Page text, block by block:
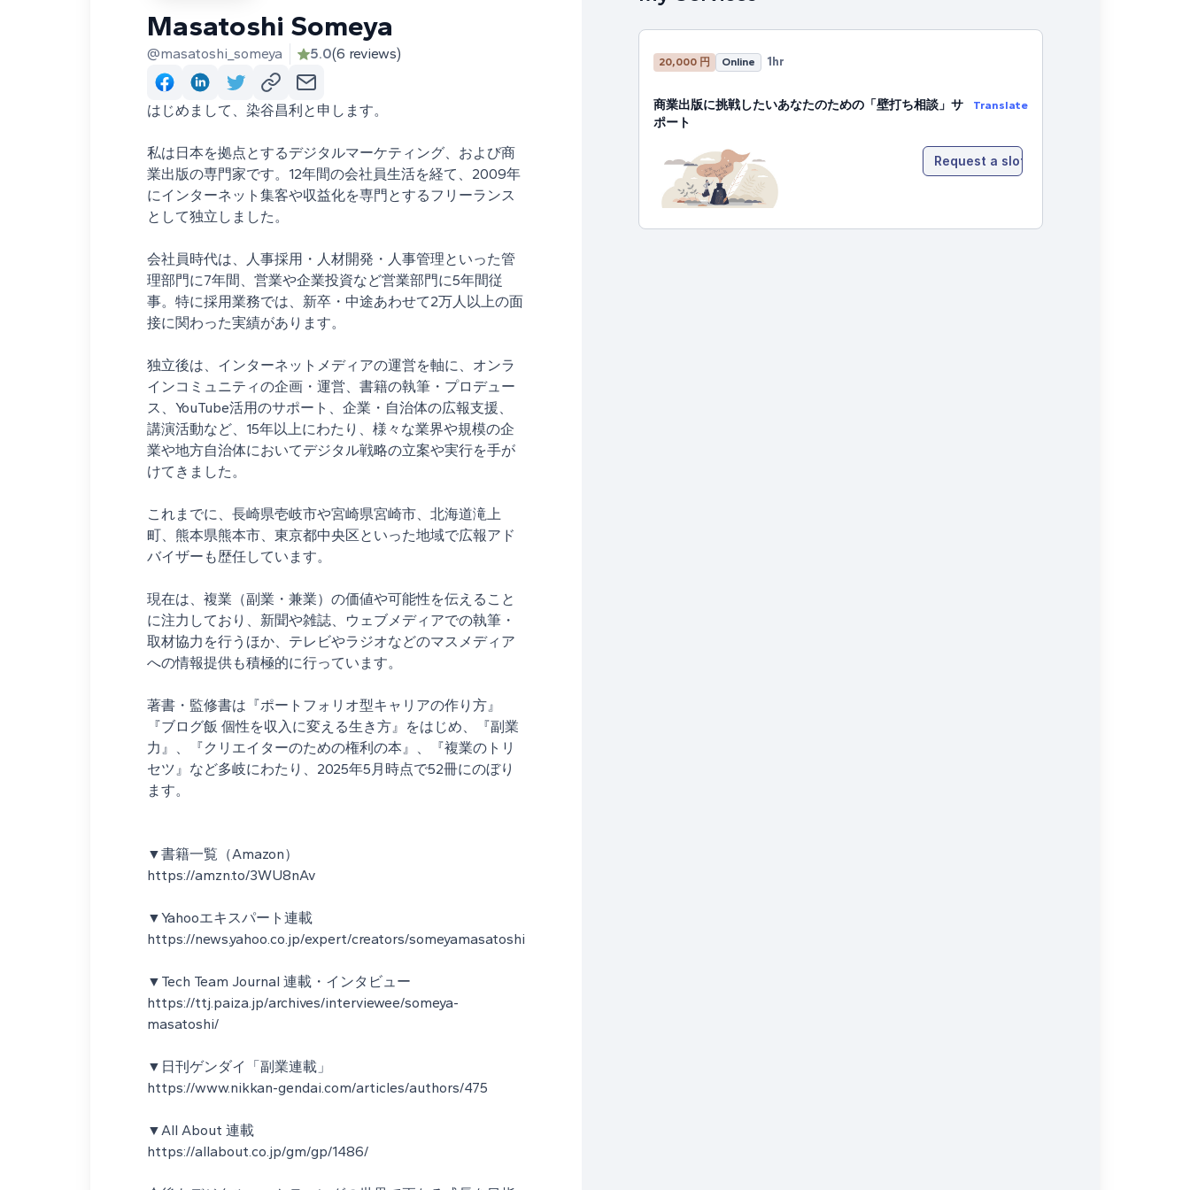
Masatoshi Someya
@masatoshi_someya 5.0(6 reviews)
はじめまして、染谷昌利と申します。
私は日本を拠点とするデジタルマーケティング、および商
業出版の専門家です。12年間の会社員生活を経て、2009年
にインターネット集客や収益化を専門とするフリーランス
として独立しました。
会社員時代は、人事採用・人材開発・人事管理といった管
理部門に7年間、営業や企業投資など営業部門に5年間従
事。特に採用業務では、新卒・中途あわせて2万人以上の面
接に関わった実績があります。
独立後は、インターネットメディアの運営を軸に、オンラ
インコミュニティの企画・運営、書籍の執筆・プロデュー
ス、YouTube活用のサポート、企業・自治体の広報支援、
講演活動など、15年以上にわたり、様々な業界や規模の企
業や地方自治体においてデジタル戦略の立案や実行を手が
けてきました。
これまでに、長崎県壱岐市や宮崎県宮崎市、北海道滝上
町、熊本県熊本市、東京都中央区といった地域で広報アド
バイザーも歴任しています。
現在は、複業（副業・兼業）の価値や可能性を伝えること
に注力しており、新聞や雑誌、ウェブメディアでの執筆・
取材協力を行うほか、テレビやラジオなどのマスメディア
への情報提供も積極的に行っています。
著書・監修書は『ポートフォリオ型キャリアの作り方』
『ブログ飯 個性を収入に変える生き方』をはじめ、『副業
力』、『クリエイターのための権利の本』、『複業のトリ
セツ』など多岐にわたり、2025年5月時点で52冊にのぼり
ます。
▼書籍一覧（Amazon）
https://amzn.to/3WU8nAv
▼Yahooエキスパート連載
https://news.yahoo.co.jp/expert/creators/someyamasatoshi
▼Tech Team Journal 連載・インタビュー
https://ttj.paiza.jp/archives/interviewee/someya-
masatoshi/
▼日刊ゲンダイ「副業連載」
https://www.nikkan-gendai.com/articles/authors/475
▼All About 連載
https://allabout.co.jp/gm/gp/1486/
20,000 円 Online 1hr
商業出版に挑戦したいあなたのための「壁打ち相談」サ
ポート
Translate
Request a slot